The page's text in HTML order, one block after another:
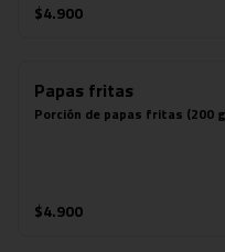
$4.900
Papas fritas
Porción de papas fritas (200
$4.900